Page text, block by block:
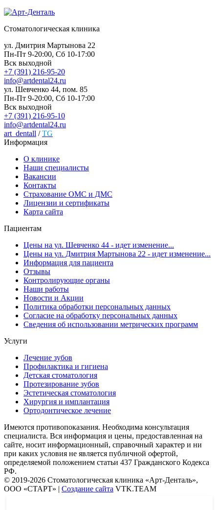
Стоматологическая клиника
ул. Дмитрия Мартынова 22
Пн-Пт 9-20:00, Сб 10-17:00
Вск выходной
+7 (391) 216-95-20
info@artdental24.ru
ул. Шевченко 44, пом. 85
Пн-Пт 9-20:00, Сб 10-17:00
Вск выходной
+7 (391) 216-95-10
info@artdental24.ru
art_dentall /TG
Информация
О клинике
Наши специалисты
Вакансии
Контакты
Страхование ОМС и ДМС
Лицензии и сертификаты
Карта сайта
Пациентам
Цены на ул. Шевченко 44 - идет изменение...
Цены на ул. Дмитрия Мартынова 22 - идет изменение...
Информация для пациента
Отзывы
Контролирующие органы
Наши работы
Новости и Акции
Политика обработки персональных данных
Согласие на обработку персональных данных
Сведения об использовании метрических программ
Услуги
Лечение зубов
Профилактика и гигиена
Детская стоматология
Протезирование зубов
Эстетическая стоматология
Хирургия и имплантация
Ортодонтическое лечение
Имеются противопоказания. Необходима консультация
специалиста. Вся информация и цены, предоставленная на
сайте, носит информационный, справочный характер и ни
при каких условия не является публичной офертой,
определяемой положением статьи 437 Гражданского Кодекса
РФ.
© 2019-2026 Стоматологическая клиника «Арт-Денталь»,
ООО «СТАРТ» | Создание сайта VTK.TEAM